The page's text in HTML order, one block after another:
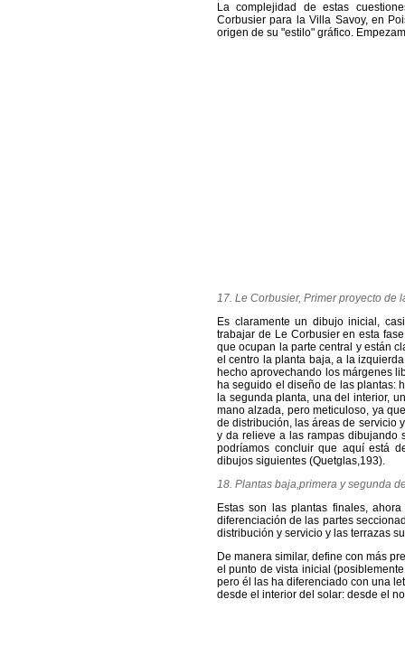
La complejidad de estas
Corbusier para la Villa Savoy, en
origen de su "estilo" gráfico.
17. Le Corbusier, Primer proyecto de
Es claramente un dibujo inicial,
trabajar de Le Corbusier en esta
que ocupan la parte central y están
el centro la planta baja, a la
hecho aprovechando los márgenes
ha seguido el diseño de las plantas:
la segunda planta, una del interior,
mano alzada, pero meticuloso, ya
de distribución, las áreas de servicio
y da relieve a las rampas dibujando
podríamos concluir que aquí está
dibujos siguientes (Quetglas,193).
18. Plantas baja,primera y segunda
Estas son las plantas finales,
diferenciación de las partes
distribución y servicio y las terrazas
De manera similar, define con más
el punto de vista inicial
pero él las ha diferenciado con una
desde el interior del solar: desde el